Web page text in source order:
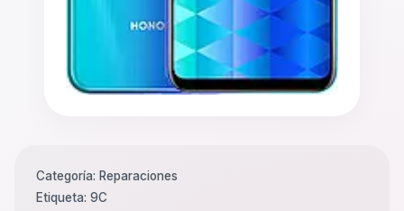
Categoría: Reparaciones
Etiqueta: 9C